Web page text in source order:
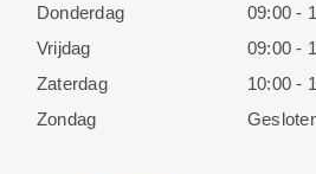
Donderdag
09:00 -
Vrijdag
09:00 -
Zaterdag
10:00 -
Zondag